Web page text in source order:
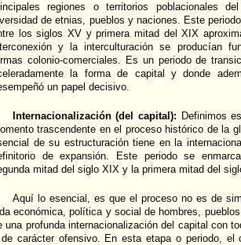
regiones o territorios poblacionales
de etnias, pueblos y naciones. Este
los siglos XV y primera mitad del XIX
y la interculturación se producían
colonio-comerciales. Es un periodo de
la forma de capital y donde
un papel decisivo.
Internacionalización (del capital): Definimos
trascendente en el proceso histórico de la
de su estructuración tiene en la
de expansión. Este periodo se
mitad del siglo XIX y la primera mitad del
Aquí lo esencial, es que el proceso no es de
económica, política y social de hombres,
una profunda internacionalización del capital con
carácter ofensivo. En esta etapa o periodo, el